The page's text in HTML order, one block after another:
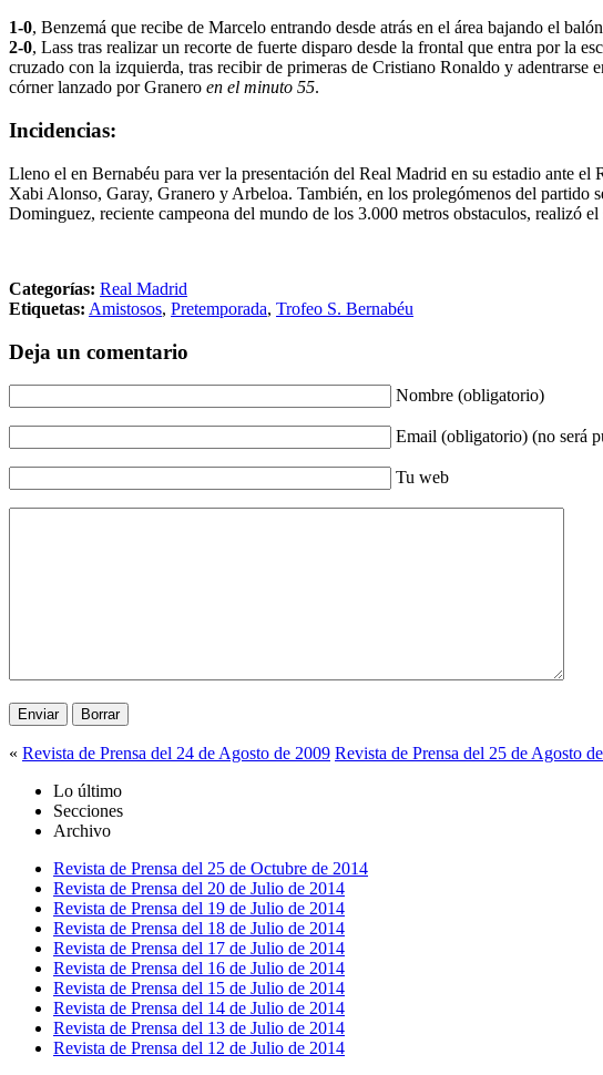
1-0, Benzemá que recibe de Marcelo entrando desde atrás en el área bajando el
2-0, Lass tras realizar un recorte de fuerte disparo desde la frontal que entra por la
cruzado con la izquierda, tras recibir de primeras de Cristiano Ronaldo y adentrarse
córner lanzado por Granero en el minuto 55.
Incidencias:
Lleno el en Bernabéu para ver la presentación del Real Madrid en su estadio ante
Xabi Alonso, Garay, Granero y Arbeloa. También, en los prolegómenos del partido
Dominguez, reciente campeona del mundo de los 3.000 metros obstaculos, realizó
Categorías: Real Madrid
Etiquetas: Amistosos, Pretemporada, Trofeo S. Bernabéu
Deja un comentario
Nombre (obligatorio)
Email (obligatorio) (no será
Tu web
« Revista de Prensa del 24 de Agosto de 2009 Revista de Prensa del 25 de Agosto
Lo último
Secciones
Archivo
Revista de Prensa del 25 de Octubre de 2014
Revista de Prensa del 20 de Julio de 2014
Revista de Prensa del 19 de Julio de 2014
Revista de Prensa del 18 de Julio de 2014
Revista de Prensa del 17 de Julio de 2014
Revista de Prensa del 16 de Julio de 2014
Revista de Prensa del 15 de Julio de 2014
Revista de Prensa del 14 de Julio de 2014
Revista de Prensa del 13 de Julio de 2014
Revista de Prensa del 12 de Julio de 2014